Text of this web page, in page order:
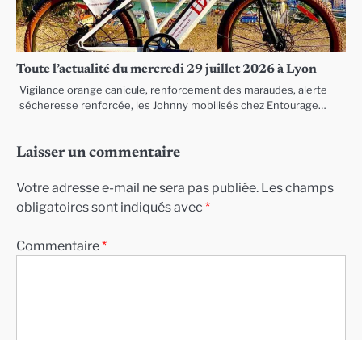
Toute l’actualité du mercredi 29 juillet 2026 à Lyon
Vigilance orange canicule, renforcement des maraudes, alerte
sécheresse renforcée, les Johnny mobilisés chez Entourage…
Laisser un commentaire
Votre adresse e-mail ne sera pas publiée. Les champs
obligatoires sont indiqués avec *
Commentaire*